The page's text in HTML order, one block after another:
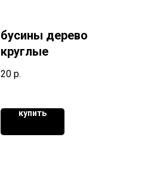
бусины дерево
круглые
20 р.
купить